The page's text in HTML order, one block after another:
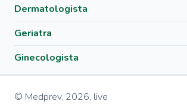
Dermatologista
Geriatra
Ginecologista
© Medprev, 2026, live